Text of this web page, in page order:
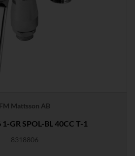
FM Mattsson AB
GR SPOL-BL 40CC T-1
8318806